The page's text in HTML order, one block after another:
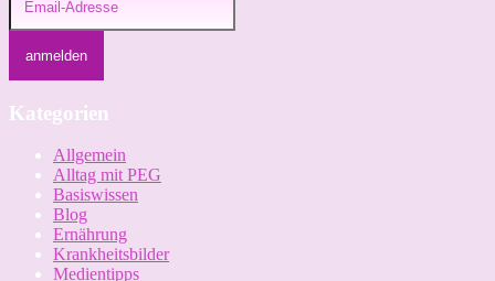
Kategorien
Allgemein
Alltag mit PEG
Basiswissen
Blog
Ernährung
Krankheitsbilder
Medientipps